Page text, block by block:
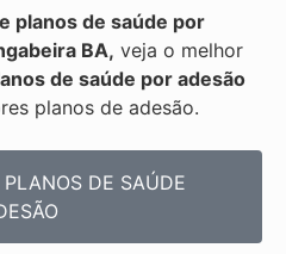
planos de saúde por
BA, veja o melhor
de saúde por adesão
planos de adesão.
PLANOS DE SAÚDE